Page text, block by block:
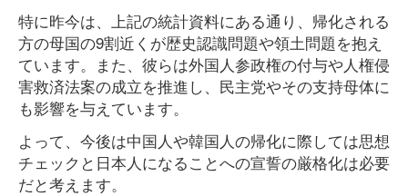
特に昨今は、上記の統計資料にある通り、帰化される
方の母国の9割近くが歴史認識問題や領土問題を抱え
ています。また、彼らは外国人参政権の付与や人権侵
害救済法案の成立を推進し、民主党やその支持母体に
も影響を与えています。
よって、今後は中国人や韓国人の帰化に際しては思想
チェックと日本人になることへの宣誓の厳格化は必要
だと考えます。